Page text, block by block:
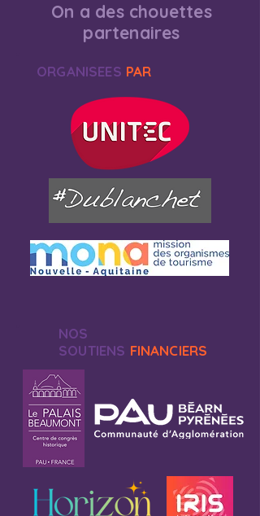
On a des chouettes
partenaires
ORGANISEES PAR
NOS
SOUTIENS FINANCIERS